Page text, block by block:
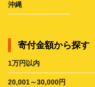
沖縄
寄付金額から探す
1万円以内
20,001～30,000円